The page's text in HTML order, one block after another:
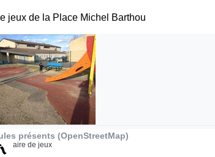
jeux de la Place Michel Barthou
présents (OpenStreetMap)
aire de jeux